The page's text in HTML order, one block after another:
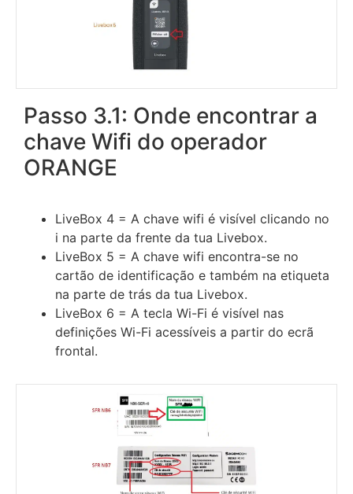
Passo 3.1: Onde encontrar a
chave Wifi do operador
ORANGE
LiveBox 4 = A chave wifi é visível clicando no
i na parte da frente da tua Livebox.
LiveBox 5 = A chave wifi encontra-se no
cartão de identificação e também na etiqueta
na parte de trás da tua Livebox.
LiveBox 6 = A tecla Wi-Fi é visível nas
definições Wi-Fi acessíveis a partir do ecrã
frontal.